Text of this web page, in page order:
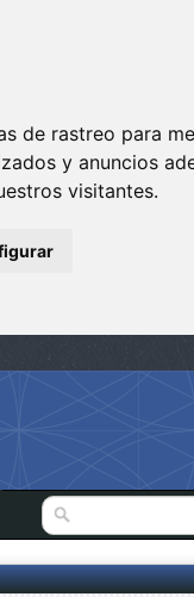
de rastreo para
y anuncios
visitantes.